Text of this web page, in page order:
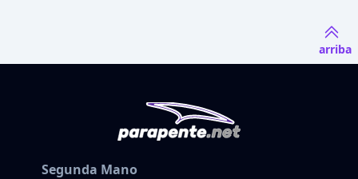
arriba
Segunda Mano